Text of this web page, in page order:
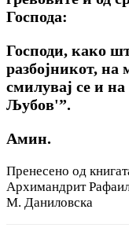
Господа:
Господи, како
разбојникот, на
смилувај се и
Љубов'”.
Амин.
Пренесено од
Архимандрит
M. Даниловска